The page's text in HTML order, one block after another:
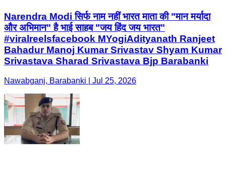
Narendra Modi सिर्फ नाम नहीं भारत माता की "मान मर्यादा
और अभिमान" है भाई साहब "जय हिंद जय भारत"
#viralreelsfacebook MYogiAdityanath Ranjeet
Bahadur Manoj Kumar Srivastav Shyam Kumar
Srivastava Sharad Srivastava Bjp Barabanki
Nawabganj, Barabanki | Jul 25, 2026